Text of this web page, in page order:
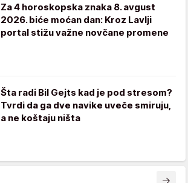
Za 4 horoskopska znaka 8. avgust
2026. biće moćan dan: Kroz Lavlji
portal stižu važne novčane promene
Šta radi Bil Gejts kad je pod stresom?
Tvrdi da ga dve navike uveče smiruju,
a ne koštaju ništa